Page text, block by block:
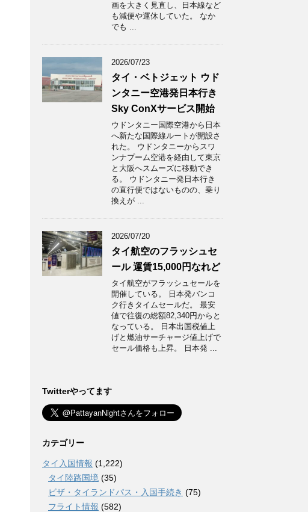
画を大きく見直し、日本線など
も減便や運休していた。 なか
でも ...
2026/07/23
タイ・ベトジェット ウド
ンタニー空港発日本行き
Sky ConXサービス開始
ウドンタニー国際空港から日本
へ新たな国際線ルートが開設さ
れた。 ウドンタニーからスワ
ンナプーム空港を経由して東京
と大阪へスムーズに移動でき
る。 ウドンタニー発日本行き
の直行便ではないものの、乗り
換えが ...
2026/07/20
タイ航空のフラッシュセ
ール 運賃15,000円なれど
タイ航空がフラッシュセールを
開催している。 日本発バンコ
ク行きタイムセールだ。 最安
値で往復の総額82,340円からと
なっている。 日本出国税値上
げと燃油サーチャージ値上げで
セール価格も上昇。 日本発 ...
Twitterやってます
カテゴリー
タイ入国情報 (1,222)
タイ陸路国境 (35)
ビザ・タイランドパス・入国手続き (75)
フライト情報 (582)